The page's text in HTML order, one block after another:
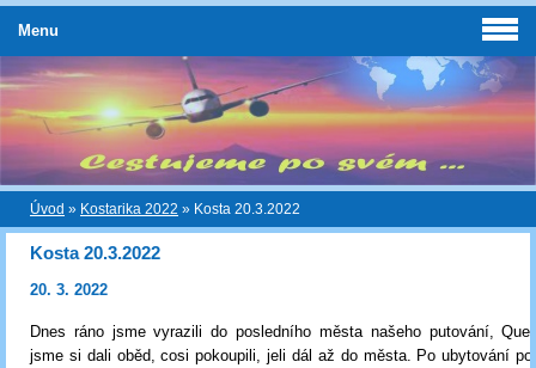
Úvod » Kostarika 2022 » Kosta 20.3.2022
Kosta 20.3.2022
20. 3. 2022
Dnes ráno jsme vyrazili do posledního města našeho putování,
jsme si dali oběd, cosi pokoupili, jeli dál až do města. Po ubytování
Menu